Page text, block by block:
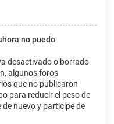
no puedo
desactivado o borrado
algunos foros
que no publicaron
para reducir el peso de
de nuevo y participe de